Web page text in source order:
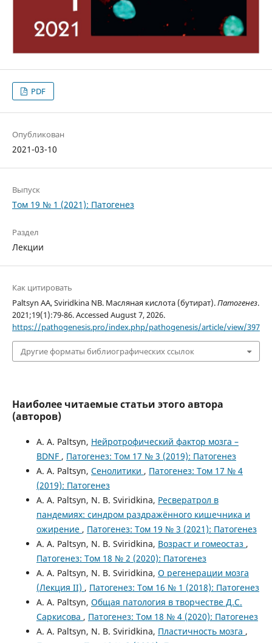
PDF
Опубликован
2021-03-10
Выпуск
Том 19 № 1 (2021): Патогенез
Раздел
Лекции
Как цитировать
Paltsyn AA, Sviridkina NB. Масляная кислота (бутират).Патогенез.
2021;19(1):79-86. Accessed August 7, 2026.
https://pathogenesis.pro/index.php/pathogenesis/article/view/397
Другие форматы библиографических ссылок
Наиболее читаемые статьи этого автора
(авторов)
A. A. Paltsyn, Нейротрофический фактор мозга –
BDNF , Патогенез: Том 17 № 3 (2019): Патогенез
A. A. Paltsyn, Сенолитики , Патогенез: Том 17 № 4
(2019): Патогенез
A. A. Paltsyn, N. B. Sviridkina, Ресвератрол в
пандемиях: синдром раздражённого кишечника и
ожирение , Патогенез: Том 19 № 3 (2021): Патогенез
A. A. Paltsyn, N. B. Sviridkina, Возраст и гомеостаз ,
Патогенез: Том 18 № 2 (2020): Патогенез
A. A. Paltsyn, N. B. Sviridkina, О регенерации мозга
(Лекция II) , Патогенез: Том 16 № 1 (2018): Патогенез
A. A. Paltsyn, Общая патология в творчестве Д.С.
Саркисова , Патогенез: Том 18 № 4 (2020): Патогенез
A. A. Paltsyn, N. B. Sviridkina, Пластичность мозга ,